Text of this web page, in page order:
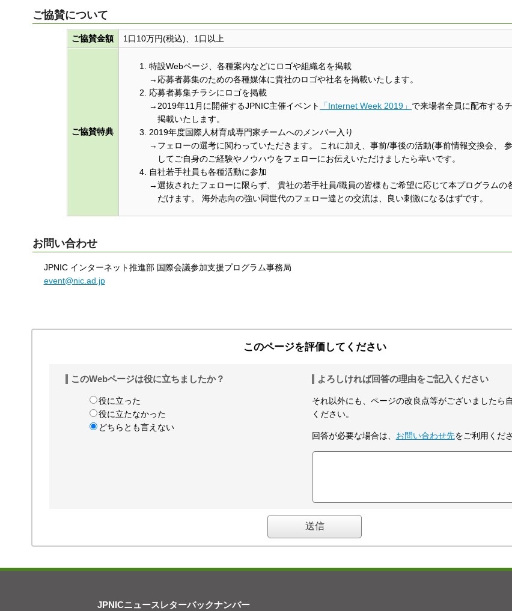
ご協賛について
ご協賛金額 1口10万円(税込)、1口以上
ご協賛特典
特設Webページ、各種案内などにロゴや組織名を掲載
→応募者募集のための各種媒体に貴社のロゴや社名を掲載いたします。
応募者募集チラシにロゴを掲載
→2019年11月に開催するJPNIC主催イベント
「Internet Week 2019」 で来場者全員に配布する
掲載いたします。
2019年度国際人材育成専門家チームへのメンバー入り
→フェローの選考に関わっていただきます。 これに加え、事前/事後の活動(事前情報交換会、
してご自身のご経験やノウハウをフェローにお伝えいただけましたら幸いです。
自社若手社員も各種活動に参加
→選抜されたフェローに限らず、 貴社の若手社員/職員の皆様もご希望に応じて本プログラムの
だけます。 海外志向の強い同世代のフェロー達との交流は、良い刺激になるはずです。
お問い合わせ
JPNIC インターネット推進部 国際会議参加支援プログラム事務局
event@nic.ad.jp
このページを評価してください
このWebページは役に立ちましたか？
役に立った
役に立たなかった
どちらとも言えない
よろしければ回答の理由をご記入ください
それ以外にも、ページの改良点等がございましたら
ください。
回答が必要な場合は、 お問い合わせ先をご利用くださ
JPNICニュースレターバックナンバー